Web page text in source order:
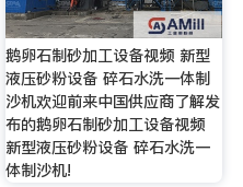
鹅卵石制砂加工设备视频 新型
液压砂粉设备 碎石水洗一体制
沙机欢迎前来中国供应商了解发
布的鹅卵石制砂加工设备视频
新型液压砂粉设备 碎石水洗一
体制沙机!